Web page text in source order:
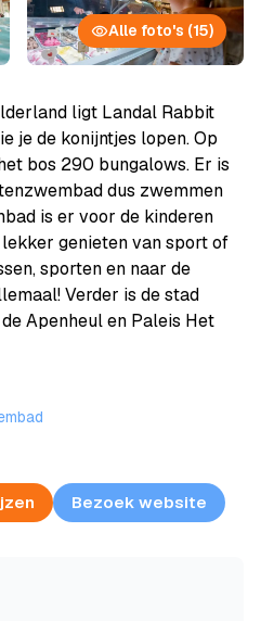
Alle foto's (15)
ligt Landal Rabbit
je de konijntjes lopen. Op
bos 290 bungalows. Er is
dus zwemmen
is er voor de kinderen
genieten van sport of
sporten en naar de
Verder is de stad
Apenheul en Paleis Het
Bezoek website